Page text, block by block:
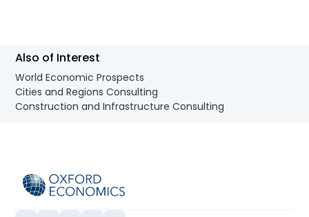
Also of Interest
World Economic Prospects
Cities and Regions Consulting
Construction and Infrastructure Consulting